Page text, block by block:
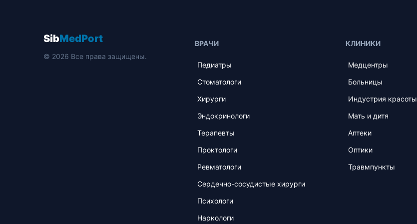
SibMedPort
© 2026 Все права защищены.
ВРАЧИ
Педиатры
Стоматологи
Хирурги
Эндокринологи
Терапевты
Проктологи
Ревматологи
Сердечно-сосудистые хирурги
Психологи
Наркологи
КЛИНИКИ
Медцентры
Больницы
Индустрия красоты
Мать и дитя
Аптеки
Оптики
Травмпункты